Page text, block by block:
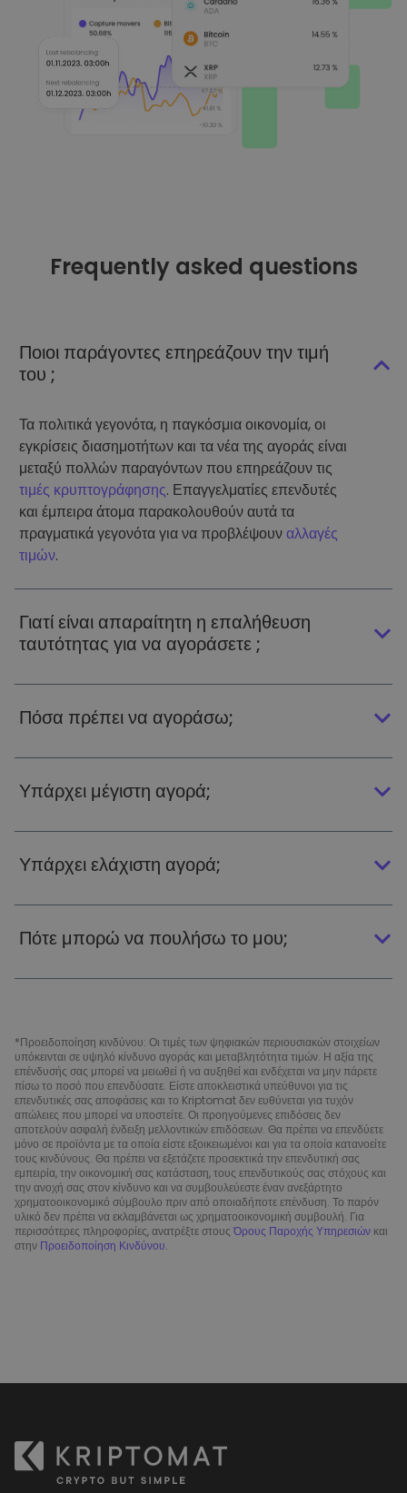
Frequently asked questions
Ποιοι παράγοντες επηρεάζουν την τιμή
του ;
Τα πολιτικά γεγονότα, η παγκόσμια οικονομία, οι
εγκρίσεις διασημοτήτων και τα νέα της αγοράς είναι
μεταξύ πολλών παραγόντων που επηρεάζουν τις
τιμές κρυπτογράφησης. Επαγγελματίες επενδυτές
και έμπειρα άτομα παρακολουθούν αυτά τα
πραγματικά γεγονότα για να προβλέψουναλλαγές
τιμών.
Γιατί είναι απαραίτητη η επαλήθευση
ταυτότητας για να αγοράσετε ;
Πόσα πρέπει να αγοράσω;
Υπάρχει μέγιστη αγορά;
Υπάρχει ελάχιστη αγορά;
Πότε μπορώ να πουλήσω το μου;
*Προειδοποίηση κινδύνου: Οι τιμές των ψηφιακών περιουσιακών στοιχείων
υπόκεινται σε υψηλό κίνδυνο αγοράς και μεταβλητότητα τιμών. Η αξία της
επένδυσής σας μπορεί να μειωθεί ή να αυξηθεί και ενδέχεται να μην πάρετε
πίσω το ποσό που επενδύσατε. Είστε αποκλειστικά υπεύθυνοι για τις
επενδυτικές σας αποφάσεις και το Kriptomat δεν ευθύνεται για τυχόν
απώλειες που μπορεί να υποστείτε. Οι προηγούμενες επιδόσεις δεν
αποτελούν ασφαλή ένδειξη μελλοντικών επιδόσεων. Θα πρέπει να επενδύετε
μόνο σε προϊόντα με τα οποία είστε εξοικειωμένοι και για τα οποία κατανοείτε
τους κινδύνους. Θα πρέπει να εξετάζετε προσεκτικά την επενδυτική σας
εμπειρία, την οικονομική σας κατάσταση, τους επενδυτικούς σας στόχους και
την ανοχή σας στον κίνδυνο και να συμβουλεύεστε έναν ανεξάρτητο
χρηματοοικονομικό σύμβουλο πριν από οποιαδήποτε επένδυση. Το παρόν
υλικό δεν πρέπει να εκλαμβάνεται ως χρηματοοικονομική συμβουλή. Για
περισσότερες πληροφορίες, ανατρέξτε στουςΌρους Παροχής Υπηρεσιών και
στην Προειδοποίηση Κινδύνου.